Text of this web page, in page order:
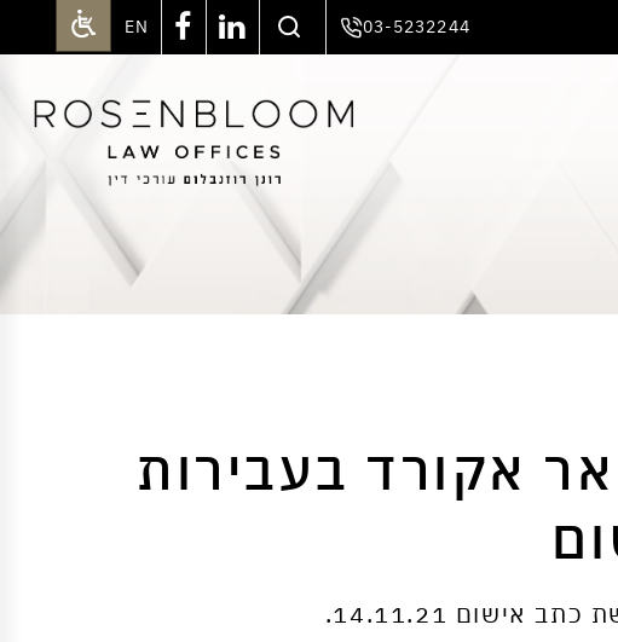
03-5232244
EN
אקורד בעבירות
14.11.21.